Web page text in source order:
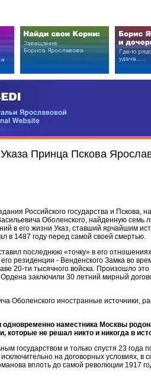
Принца Пскова
Российского государства и Пскова,
Оболенского, найденную семь
в его жизни Указ, ставший ярчайшим
в 1487 году перед самой своей смертью.
последнюю «точку» в его
резиденции - Венденского Замка во
20-ти тысячного войска. Произошло это
заключили 30 летний мирный
Оболенского иностранные источники,
одновременно наместника Москвы
не решал никто и никогда в
государством и только спустя 23 года
на договорных условиях, в
вплоть до самой революции 1917